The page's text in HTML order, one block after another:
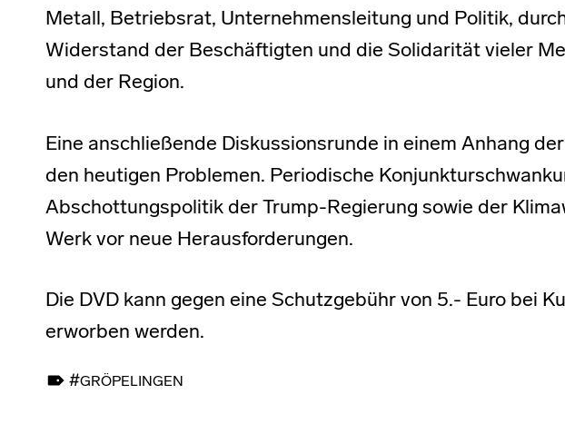
Metall, Betriebsrat, Unternehmensleitung und Politik,
Widerstand der Beschäftigten und die Solidarität vieler
und der Region.
Eine anschließende Diskussionsrunde in einem Anhang
den heutigen Problemen. Periodische
Abschottungspolitik der Trump-Regierung sowie der
Werk vor neue Herausforderungen.
Die DVD kann gegen eine Schutzgebühr von 5.- Euro bei
erworben werden.
GRÖPELINGEN